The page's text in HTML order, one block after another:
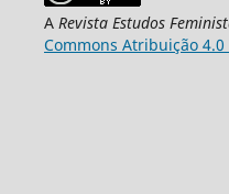
A Revista Estudos
Commons Atribuição